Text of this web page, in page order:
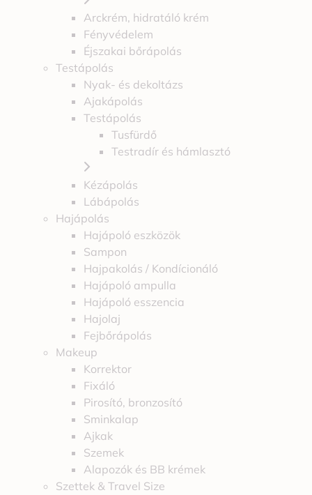
Arckrém, hidratáló krém
Fényvédelem
Éjszakai bőrápolás
Testápolás
Nyak- és dekoltázs
Ajakápolás
Testápolás
Tusfürdő
Testradír és hámlasztó
Kézápolás
Lábápolás
Hajápolás
Hajápoló eszközök
Sampon
Hajpakolás / Kondícionáló
Hajápoló ampulla
Hajápoló esszencia
Hajolaj
Fejbőrápolás
Makeup
Korrektor
Fixáló
Pirosító, bronzosító
Sminkalap
Ajkak
Szemek
Alapozók és BB krémek
Szettek & Travel Size